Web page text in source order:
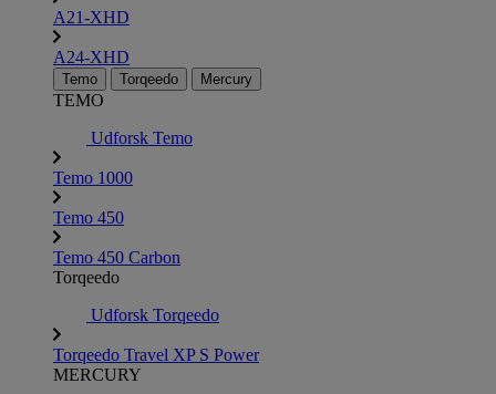
A21-XHD
A24-XHD
Temo Torqeedo Mercury
TEMO
Udforsk Temo
Temo 1000
Temo 450
Temo 450 Carbon
Torqeedo
Udforsk Torqeedo
Torqeedo Travel XP S Power
MERCURY